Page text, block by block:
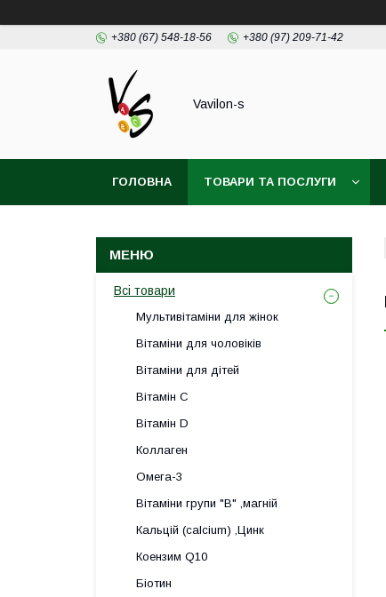
+380 (67) 548-18-56 +380 (97) 209-71-42
Vavilon-s
ГОЛОВНА ТОВАРИ ТА ПОСЛУГИ
Всі товари
Мультивітаміни для жінок
Вітаміни для чоловіків
Вітаміни для дітей
Вітамін С
Вітамін D
Коллаген
Омега-3
Вітаміни групи "В" ,магній
Кальцій (calcium) ,Цинк
Коензим Q10
Біотин